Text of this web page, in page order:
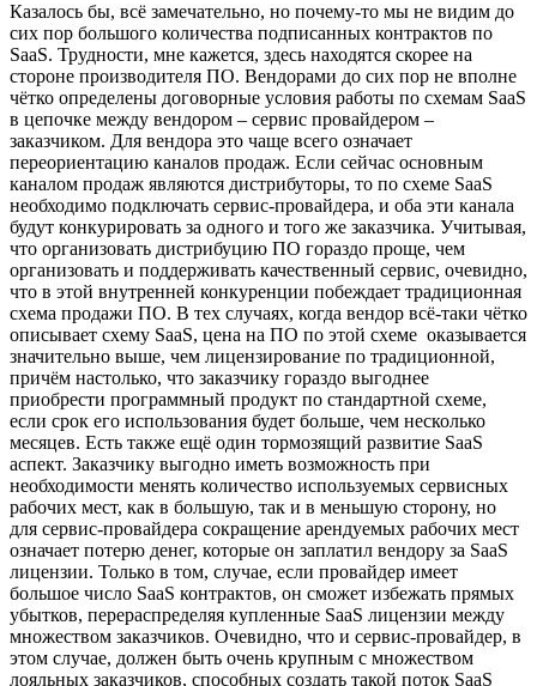
Казалось бы, всё замечательно, но почему-то мы не видим до
сих пор большого количества подписанных контрактов по
SaaS. Трудности, мне кажется, здесь находятся скорее на
стороне производителя ПО. Вендорами до сих пор не вполне
чётко определены договорные условия работы по схемам SaaS
в цепочке между вендором – сервис провайдером –
заказчиком. Для вендора это чаще всего означает
переориентацию каналов продаж. Если сейчас основным
каналом продаж являются дистрибуторы, то по схеме SaaS
необходимо подключать сервис-провайдера, и оба эти канала
будут конкурировать за одного и того же заказчика. Учитывая,
что организовать дистрибуцию ПО гораздо проще, чем
организовать и поддерживать качественный сервис, очевидно,
что в этой внутренней конкуренции побеждает традиционная
схема продажи ПО. В тех случаях, когда вендор всё-таки чётко
описывает схему SaaS, цена на ПО по этой схеме оказывается
значительно выше, чем лицензирование по традиционной,
причём настолько, что заказчику гораздо выгоднее
приобрести программный продукт по стандартной схеме,
если срок его использования будет больше, чем несколько
месяцев. Есть также ещё один тормозящий развитие SaaS
аспект. Заказчику выгодно иметь возможность при
необходимости менять количество используемых сервисных
рабочих мест, как в большую, так и в меньшую сторону, но
для сервис-провайдера сокращение арендуемых рабочих мест
означает потерю денег, которые он заплатил вендору за SaaS
лицензии. Только в том, случае, если провайдер имеет
большое число SaaS контрактов, он сможет избежать прямых
убытков, перераспределяя купленные SaaS лицензии между
множеством заказчиков. Очевидно, что и сервис-провайдер, в
этом случае, должен быть очень крупным с множеством
лояльных заказчиков, способных создать такой поток SaaS